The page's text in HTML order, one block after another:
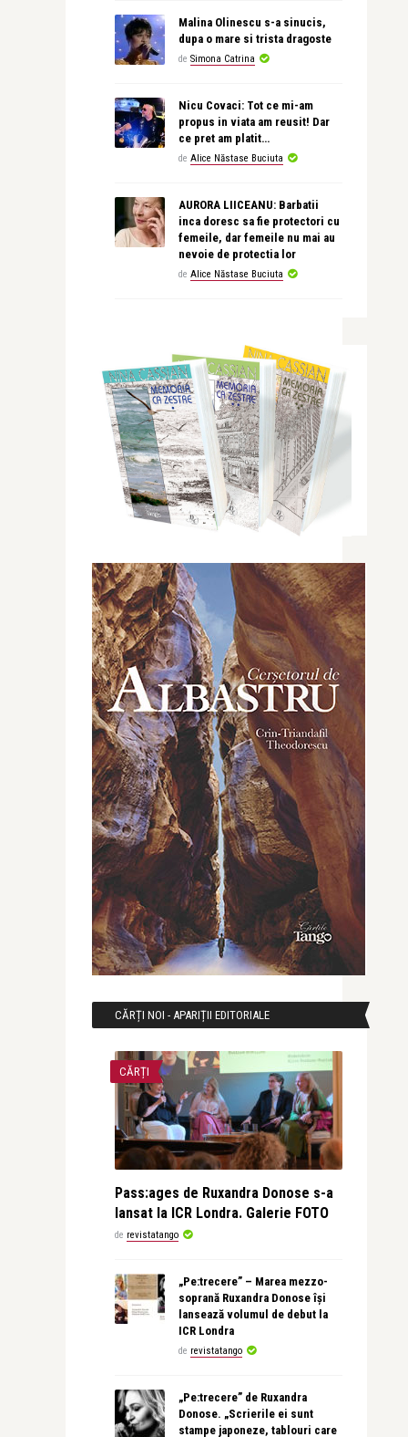
Malina Olinescu s-a sinucis,
dupa o mare si trista dragoste
de Simona Catrina
Nicu Covaci: Tot ce mi-am
propus in viata am reusit! Dar
ce pret am platit…
de Alice Năstase Buciuta
AURORA LIICEANU: Barbatii
inca doresc sa fie protectori cu
femeile, dar femeile nu mai au
nevoie de protectia lor
de Alice Năstase Buciuta
CĂRȚI NOI - APARIȚII EDITORIALE
CĂRȚI
Pass:ages de Ruxandra Donose s-a
lansat la ICR Londra. Galerie FOTO
de revistatango
„Pe:trecere” – Marea mezzo-
soprană Ruxandra Donose își
lansează volumul de debut la
ICR Londra
de revistatango
„Pe:trecere” de Ruxandra
Donose. „Scrierile ei sunt
stampe japoneze, tablouri care